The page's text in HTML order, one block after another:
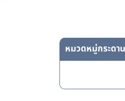
หมวดหมู่กระด